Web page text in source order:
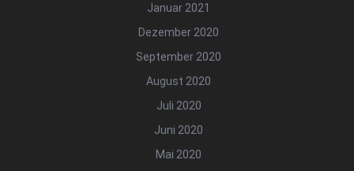
Januar 2021
Dezember 2020
September 2020
August 2020
Juli 2020
Juni 2020
Mai 2020